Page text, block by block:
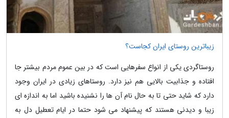
زیباترین روستای ایران کجاست؟
روستاگردی یکی از انواع سفرهایی است که در بین عموم مردم بیشتر جا
افتاده و جذابیت بالایی هم نیز دارد. روستاهای زیادی در ایران وجود
دارد که شاید حتی تا به حال نام آن ها را نشنیده باشید اما به اندازه ای
زیبا و دیدنی هستند که پیشنهاد می شود حتما در ایام تعطیل دل به